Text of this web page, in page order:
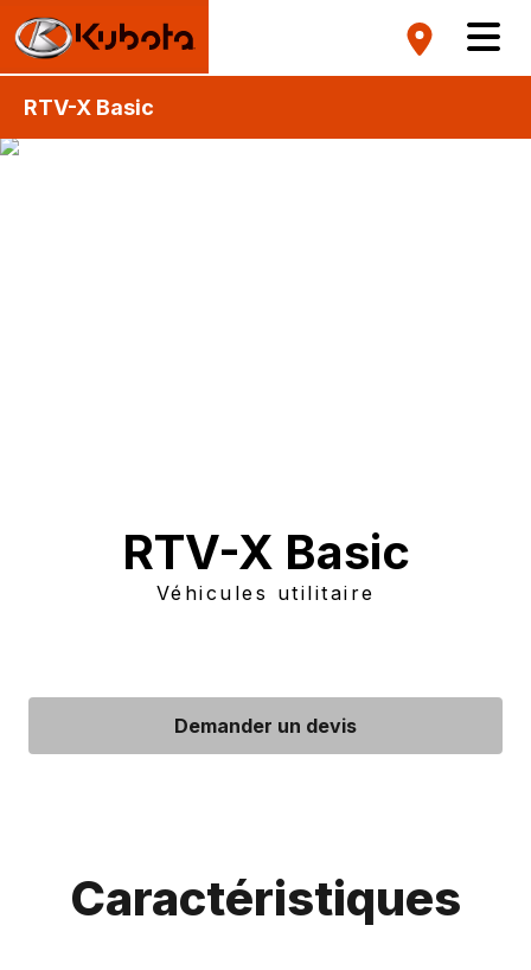
RTV-X Basic
RTV-X Basic
Véhicules utilitaire
Demander un devis
Caractéristiques